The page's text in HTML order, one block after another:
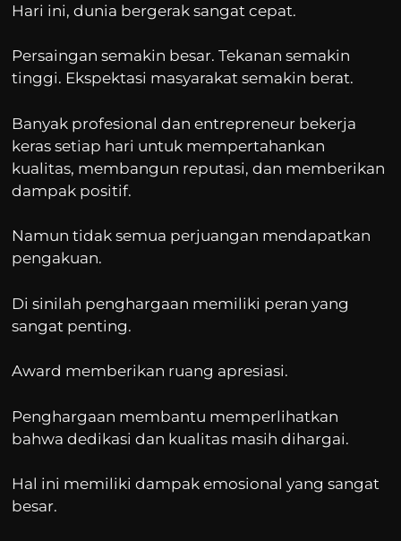
Hari ini, dunia bergerak sangat cepat.
Persaingan semakin besar. Tekanan semakin
tinggi. Ekspektasi masyarakat semakin berat.
Banyak profesional dan entrepreneur bekerja
keras setiap hari untuk mempertahankan
kualitas, membangun reputasi, dan memberikan
dampak positif.
Namun tidak semua perjuangan mendapatkan
pengakuan.
Di sinilah penghargaan memiliki peran yang
sangat penting.
Award memberikan ruang apresiasi.
Penghargaan membantu memperlihatkan
bahwa dedikasi dan kualitas masih dihargai.
Hal ini memiliki dampak emosional yang sangat
besar.